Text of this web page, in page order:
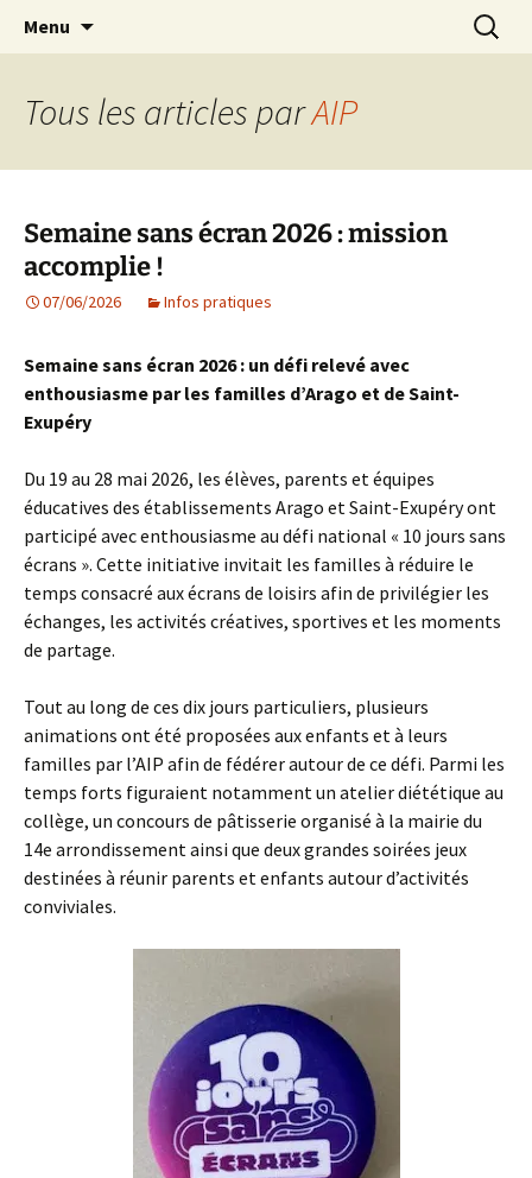
AIP Paris 14 – Association
Indépendante des Parents
d'élèves depuis 1981
Agit – s'Investit – Participe au service des
enfants du secteur scolaire Dolent-Arago-
Saint Exupéry
Menu
Tous les articles parAIP
Semaine sans écran 2026 : mission
accomplie !
07/06/2026 Infos pratiques
Semaine sans écran 2026 : un défi relevé avec
enthousiasme par les familles d’Arago et de Saint-
Exupéry
Du 19 au 28 mai 2026, les élèves, parents et équipes
éducatives des établissements Arago et Saint-Exupéry ont
participé avec enthousiasme au défi national « 10 jours sans
écrans ». Cette initiative invitait les familles à réduire le
temps consacré aux écrans de loisirs afin de privilégier les
échanges, les activités créatives, sportives et les moments
de partage.
Tout au long de ces dix jours particuliers, plusieurs
animations ont été proposées aux enfants et à leurs
familles par l’AIP afin de fédérer autour de ce défi. Parmi les
temps forts figuraient notamment un atelier diététique au
collège, un concours de pâtisserie organisé à la mairie du
14e arrondissement ainsi que deux grandes soirées jeux
destinées à réunir parents et enfants autour d’activités
conviviales.